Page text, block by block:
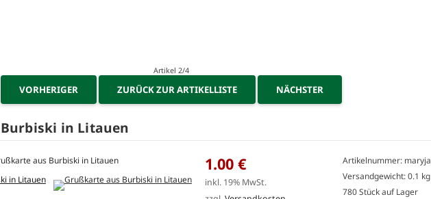
Artikel 2/4
VORHERIGER ZURÜCK ZUR ARTIKELLISTE NÄCHSTER
in Litauen
Artikelnummer: maryja
Versandgewicht: 0.1 kg
780 Stück auf Lager
1.00 €
inkl. 19% MwSt.